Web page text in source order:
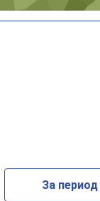
За период